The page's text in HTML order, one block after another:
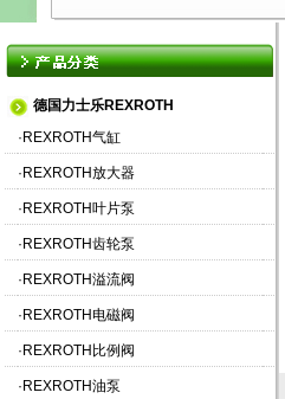
德国力士乐REXROTH
· REXROTH气缸
· REXROTH放大器
· REXROTH叶片泵
· REXROTH齿轮泵
· REXROTH溢流阀
· REXROTH电磁阀
· REXROTH比例阀
· REXROTH油泵